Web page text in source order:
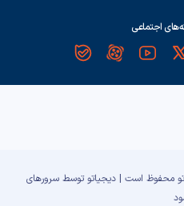
اجتماعی
محفوظ است | دیجیاتو توسط سرورهای